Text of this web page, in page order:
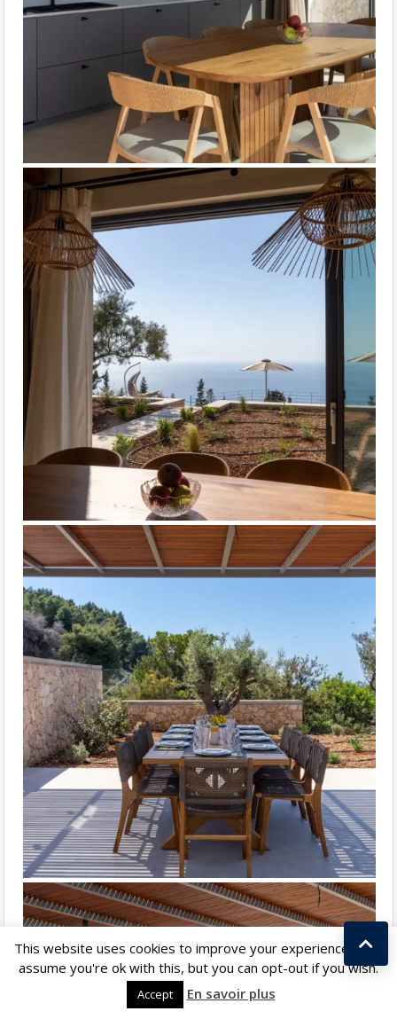
This website uses cookies to improve your experience. We'll
assume you're ok with this, but you can opt-out if you wish.
Accept En savoir plus
Kostas Taralas